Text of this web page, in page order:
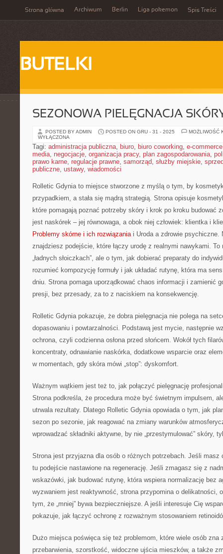
Strona główna Archiwum Berlin Liga pokemon Spis Treści
BUTELKI
SEZONOWA PIELĘGNACJA
POSTED BY ADMIN POSTED ON GRU - 31 - 2025
MOŻLIWOŚĆ
WYŁĄCZONA
Tagi: administracja publiczna, biuro, biuro coworking, e-commerce
media, negocjacje, organizacja pracy, plan zagospodarowania,
prawo karne, regulacje prawne, samorząd, służby miejskie,
publiczne, ustawy, wiadomości
Rolletic Gdynia to miejsce stworzone z myślą o tym, by
przypadkiem, a stała się mądrą strategią. Strona opisuje
które pomagają poznać potrzeby skóry i krok po kroku budować
jest naskórek – jej równowaga, a obok niej człowiek: klientka i
Problemy skórne i ich rozwiązaniai Uroda a zdrowie psychiczne.
znajdziesz podejście, które łączy urodę z realnymi nawykami.
„ładnych słoiczkach”, ale o tym, jak dobierać preparaty do
rozumieć kompozycję formuły i jak układać rutynę, która ma
dniu. Strona pomaga uporządkować chaos informacji i zamienić
presji, bez przesady, za to z naciskiem na konsekwencję.
Rolletic Gdynia pokazuje, że dobra pielęgnacja nie polega na
dopasowaniu i powtarzalności. Podstawą jest mycie, następnie
ochrona, czyli codzienna osłona przed słońcem. Wokół tych
koncentraty, odnawianie naskórka, dodatkowe wsparcie oraz
w momentach, gdy skóra mówi „stop”: dyskomfort.
Ważnym wątkiem jest też to, jak połączyć pielęgnację
Strona podkreśla, że procedura może być świetnym impulsem,
utrwala rezultaty. Dlatego Rolletic Gdynia opowiada o tym, jak
sezon po sezonie, jak reagować na zmiany warunków
wprowadzać składniki aktywne, by nie „przestymulować” skóry,
Strona jest przyjazna dla osób o różnych potrzebach. Jeśli masz
tu podejście nastawione na regenerację. Jeśli zmagasz się z
wskazówki, jak budować rutynę, która wspiera normalizację bez
wyzwaniem jest reaktywność, strona przypomina o delikatności,
tym, że „mniej” bywa bezpieczniejsze. A jeśli interesuje Cię
pokazuje, jak łączyć ochronę z rozważnym stosowaniem
Dużo miejsca poświęca się też problemom, które wiele osób zna
przebarwienia, szorstkość, widoczne ujścia mieszków, a także